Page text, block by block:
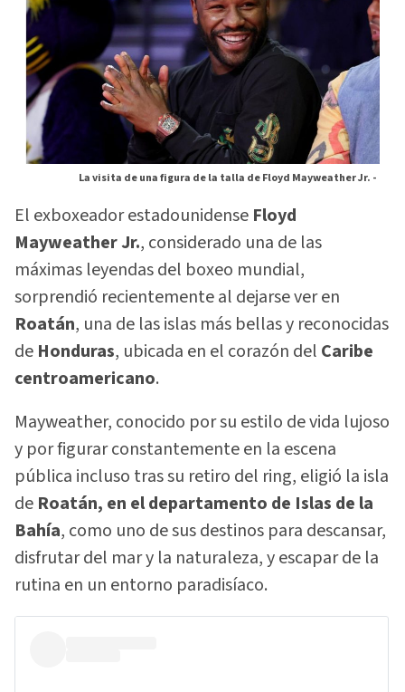
La visita de una figura de la talla de Floyd Mayweather Jr. -
El exboxeador estadounidense Floyd
Mayweather Jr., considerado una de las
máximas leyendas del boxeo mundial,
sorprendió recientemente al dejarse ver en
Roatán, una de las islas más bellas y reconocidas
de Honduras, ubicada en el corazón del Caribe
centroamericano.
Mayweather, conocido por su estilo de vida lujoso
y por figurar constantemente en la escena
pública incluso tras su retiro del ring, eligió la isla
de Roatán, en el departamento de Islas de la
Bahía, como uno de sus destinos para descansar,
disfrutar del mar y la naturaleza, y escapar de la
rutina en un entorno paradisíaco.